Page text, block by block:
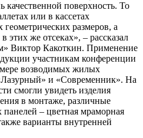
качественной поверхность. То
или в кассетах
геометрических размеров, а
этих же отсеках», – рассказал
Виктор Какоткин. Применение
участникам конференции
возводимых жилых
и «Современник». На
смогли увидеть изделия
в монтаже, различные
– цветная мраморная
варианты внутренней